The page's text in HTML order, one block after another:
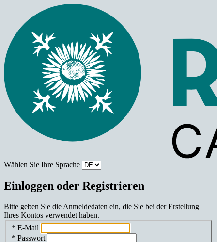
Wählen Sie Ihre Sprache
Einloggen oder Registrieren
Bitte geben Sie die Anmeldedaten ein, die Sie bei der Erstellung
Ihres Kontos verwendet haben.
* E-Mail
* Passwort